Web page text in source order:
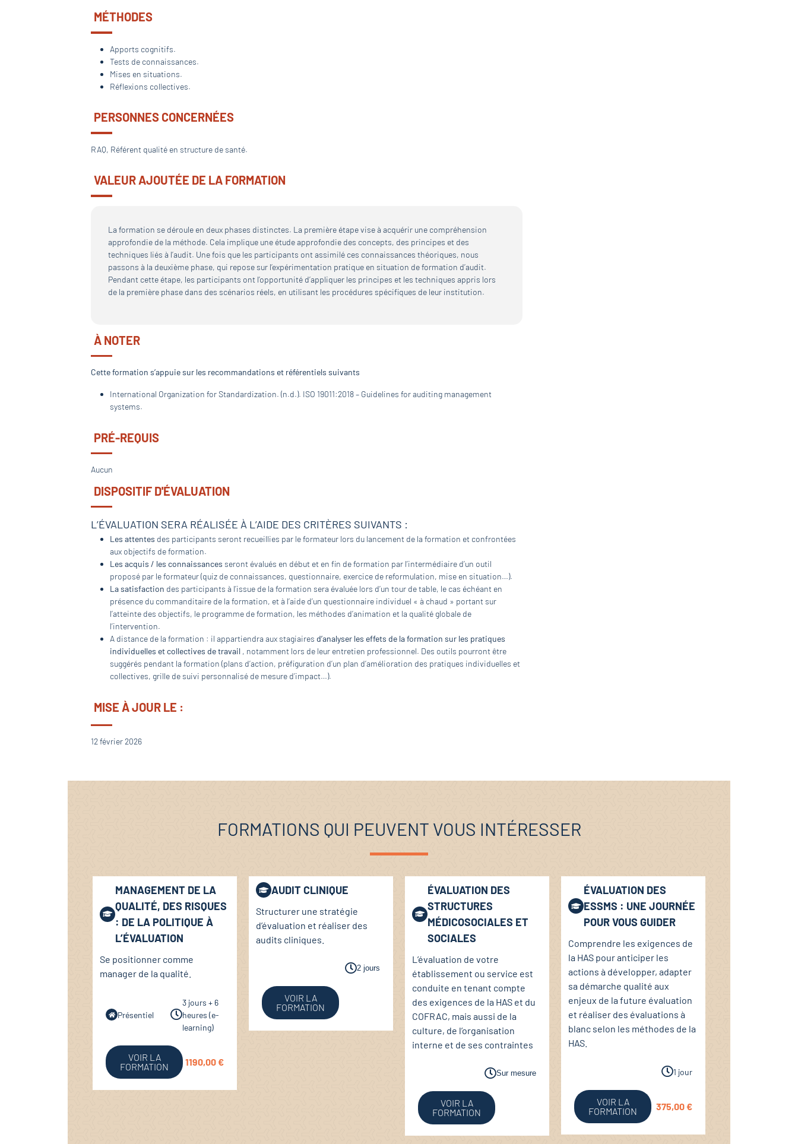
MÉTHODES
Apports cognitifs.
Tests de connaissances.
Mises en situations.
Réflexions collectives.
PERSONNES CONCERNÉES
RAQ, Référent qualité en structure de santé.
VALEUR AJOUTÉE DE LA FORMATION
La formation se déroule en deux phases distinctes. La première étape vise à acquérir une compréhension
approfondie de la méthode. Cela implique une étude approfondie des concepts, des principes et des
techniques liés à l’audit. Une fois que les participants ont assimilé ces connaissances théoriques, nous
passons à la deuxième phase, qui repose sur l’expérimentation pratique en situation de formation d’audit.
Pendant cette étape, les participants ont l’opportunité d’appliquer les principes et les techniques appris lors
de la première phase dans des scénarios réels, en utilisant les procédures spécifiques de leur institution.
À NOTER
Cette formation s’appuie sur les recommandations et référentiels suivants
International Organization for Standardization. (n.d.). ISO 19011:2018 – Guidelines for auditing management
systems.
PRÉ-REQUIS
Aucun
DISPOSITIF D'ÉVALUATION
L’ÉVALUATION SERA RÉALISÉE À L’AIDE DES CRITÈRES SUIVANTS :
Les attentes des participants seront recueillies par le formateur lors du lancement de la formation et confrontées
aux objectifs de formation.
Les acquis / les connaissances seront évalués en début et en fin de formation par l’intermédiaire d’un outil
proposé par le formateur (quiz de connaissances, questionnaire, exercice de reformulation, mise en situation…).
La satisfaction des participants à l’issue de la formation sera évaluée lors d’un tour de table, le cas échéant en
présence du commanditaire de la formation, et à l’aide d’un questionnaire individuel « à chaud » portant sur
l’atteinte des objectifs, le programme de formation, les méthodes d’animation et la qualité globale de
l’intervention.
A distance de la formation : il appartiendra aux stagiaires d’analyser les effets de la formation sur les pratiques
individuelles et collectives de travail , notamment lors de leur entretien professionnel. Des outils pourront être
suggérés pendant la formation (plans d’action, préfiguration d’un plan d’amélioration des pratiques individuelles et
collectives, grille de suivi personnalisé de mesure d’impact…).
MISE À JOUR LE :
12 février 2026
FORMATIONS QUI PEUVENT VOUS INTÉRESSER
MANAGEMENT DE LA
QUALITÉ, DES RISQUES
: DE LA POLITIQUE À
L’ÉVALUATION
Se positionner comme
manager de la qualité.
Présentiel
3 jours + 6
heures (e-
learning)
VOIR LA
FORMATION
1190,00€
AUDIT CLINIQUE
Structurer une stratégie
d’évaluation et réaliser des
audits cliniques.
2 jours
VOIR LA
FORMATION
ÉVALUATION DES
STRUCTURES
MÉDICOSOCIALES ET
SOCIALES
L’évaluation de votre
établissement ou service est
conduite en tenant compte
des exigences de la HAS et du
COFRAC, mais aussi de la
culture, de l’organisation
interne et de ses contraintes
Sur mesure
VOIR LA
FORMATION
ÉVALUATION DES
ESSMS : UNE JOURNÉE
POUR VOUS GUIDER
Comprendre les exigences de
la HAS pour anticiper les
actions à développer, adapter
sa démarche qualité aux
enjeux de la future évaluation
et réaliser des évaluations à
blanc selon les méthodes de la
HAS.
1 jour
VOIR LA
FORMATION
375,00€